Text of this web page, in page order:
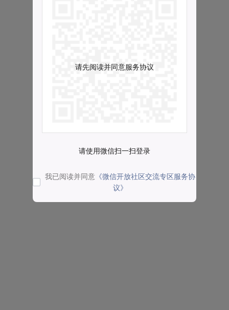
请先阅读并同意服务协议
请使用微信扫一扫登录
我已阅读并同意 《微信开放社区交流专区服务协
议》